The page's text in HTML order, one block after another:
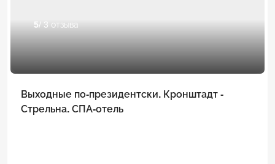
5/ 3 отзыва
Выходные по-президентски. Кронштадт -
Стрельна. СПА-отель